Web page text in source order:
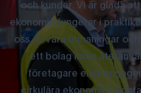
och kunder. Vi är glada
ekonomin fungerar i
oss av våra utmaningar
ett bolag inom
företagare eller
cirkulära ekonomin?